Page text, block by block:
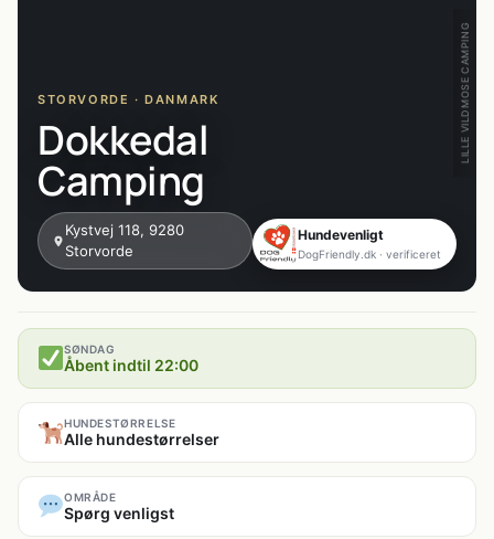
STORVORDE · DANMARK
Dokkedal
Camping
Kystvej 118, 9280
Storvorde
Hundevenligt
DogFriendly.dk · verificeret
LILLE VILDMOSE CAMPING
SØNDAG
Åbent indtil 22:00
HUNDESTØRRELSE
Alle hundestørrelser
OMRÅDE
Spørg venligst